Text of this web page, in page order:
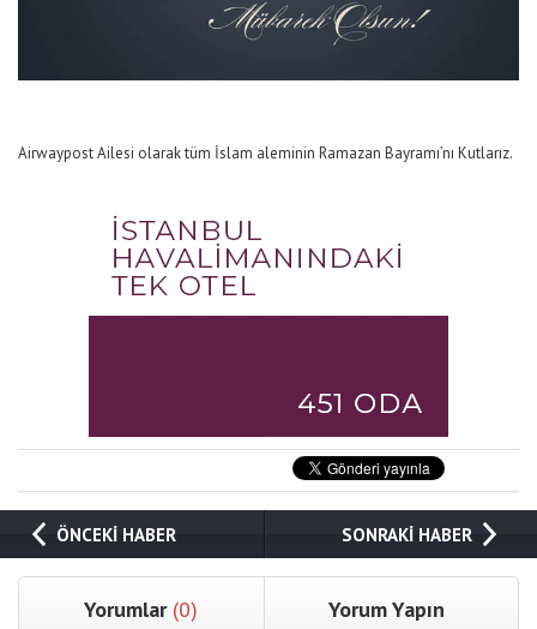
Airwaypost Ailesi olarak tüm İslam aleminin Ramazan Bayramı’nı Kutlarız.
ÖNCEKİ HABER SONRAKİ HABER
Yorumlar (0) Yorum Yapın